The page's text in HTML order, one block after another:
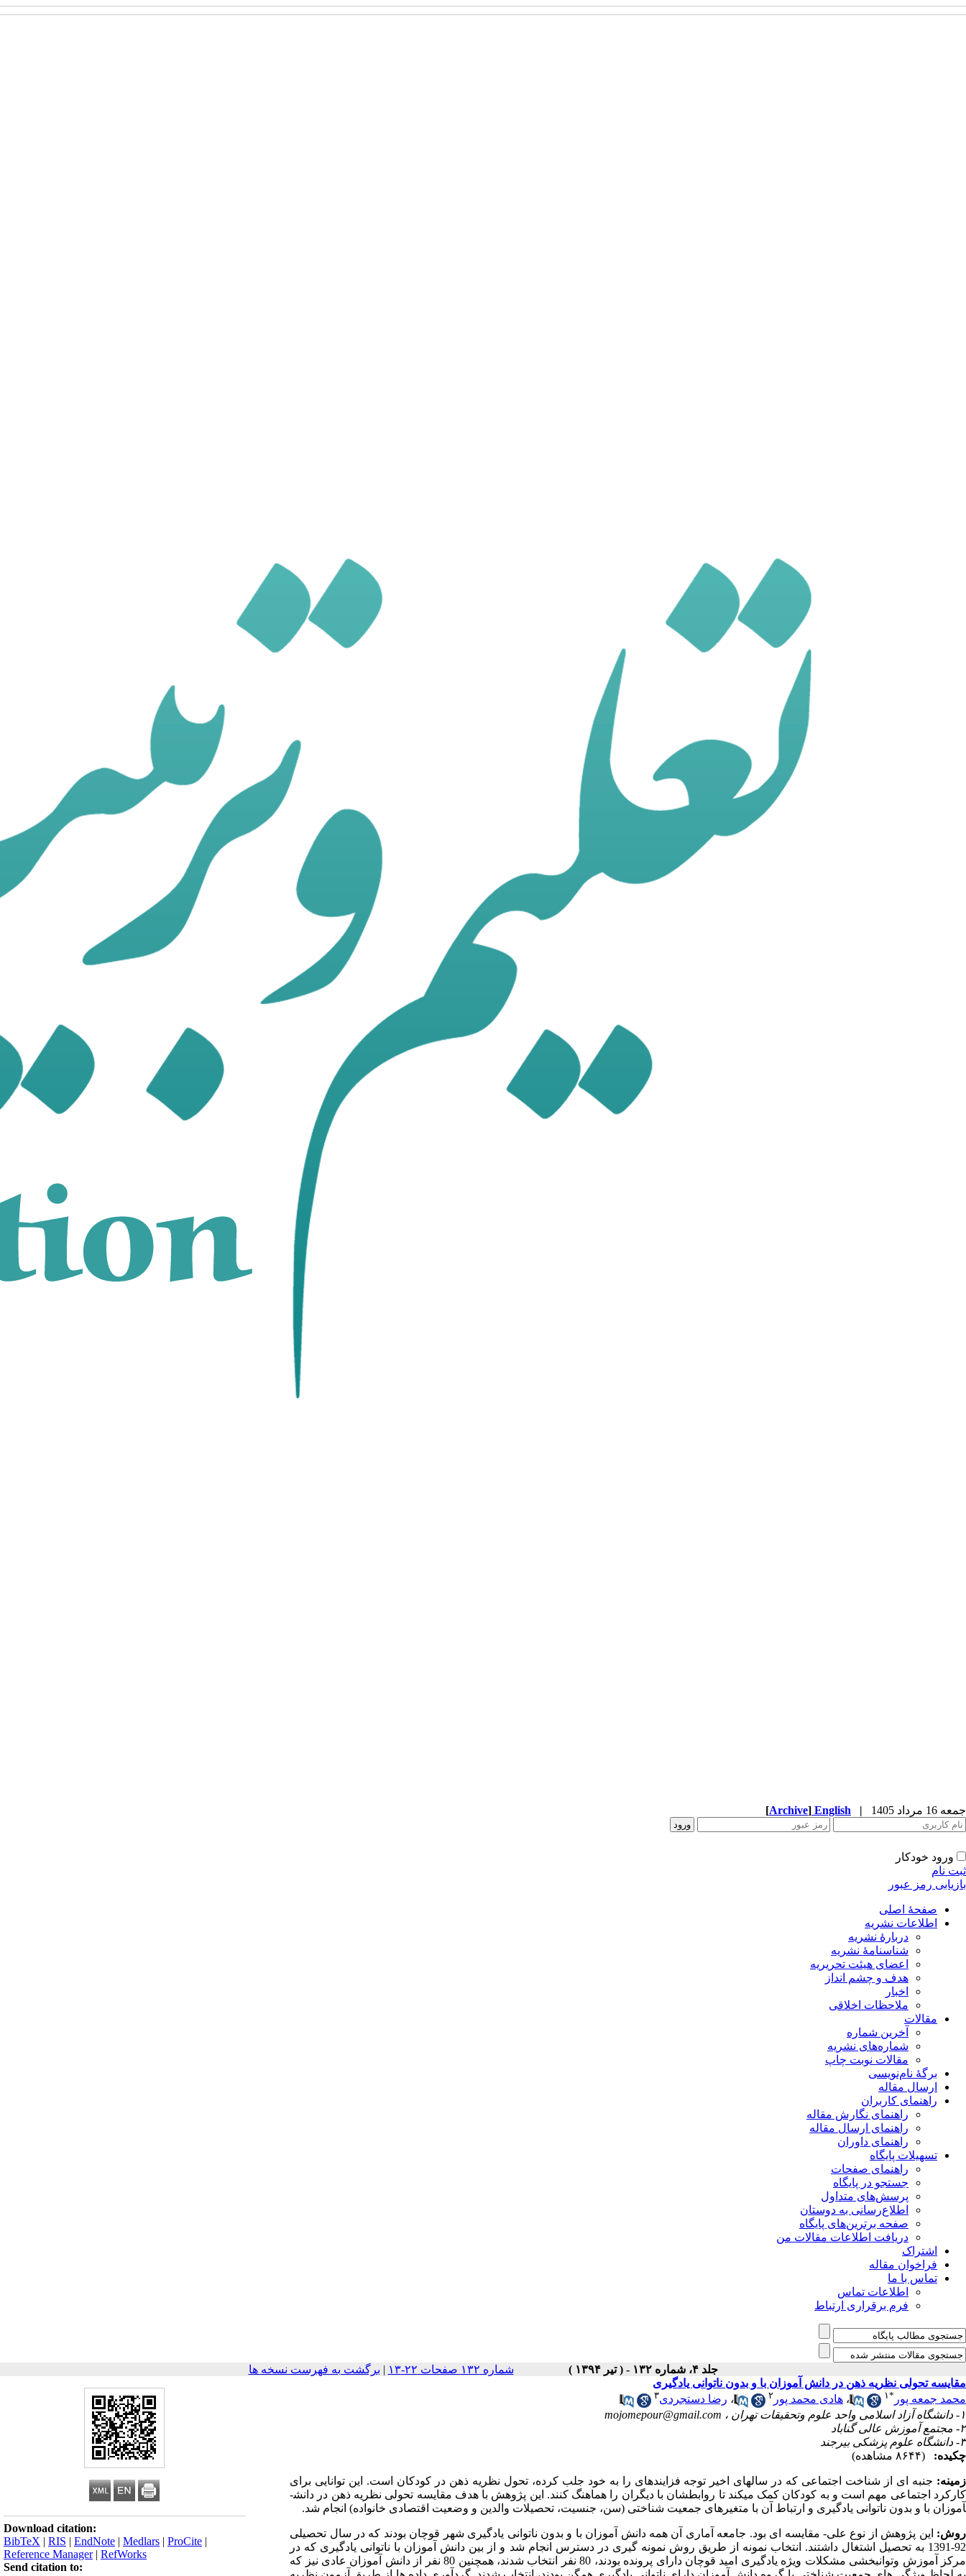
جمعه 16 مرداد 1405 |
English
[Archive]
ورود خودکار
ثبت نام
بازیابی رمز عبور
صفحۀ اصلی
اطلاعات نشریه
دربارۀ نشریه
شناسنامۀ نشریه
اعضای هیئت تحریریه
هدف و چشم انداز
اخبار
ملاحظات اخلاقی
مقالات
آخرین شماره
شماره‌های نشریه
مقالات نوبت چاپ
برگۀ نام‌نویسی
ارسال مقاله
راهنمای کاربران
راهنمای نگارش مقاله
راهنمای ارسال مقاله
راهنمای داوران
تسهیلات پایگاه
راهنمای صفحات
جستجو در پایگاه
پرسش‌های متداول
اطلاع‌رسانی به دوستان
صفحه برترین‌های پایگاه
دریافت اطلاعات مقالات من
اشتراک
فراخوان مقاله
تماس با ما
اطلاعات تماس
فرم برقراری ارتباط
جلد ۴، شماره ۱۳۲ - ( تیر ۱۳۹۴ ) شماره ۱۳۲ صفحات ۲۲-۱۳ | برگشت به فهرست نسخه ها
Download citation:
BibTeX | RIS | EndNote | Medlars | ProCite |
Reference Manager| RefWorks
Send citation to:
مقایسه تحولی نظریه ذهن در دانش آموزان با و بدون ناتوانی یادگیری
محمد جمعه پور *۱ ، هادی محمد پور ۲ ، رضا دستجردی۳
۱- دانشگاه آزاد اسلامی واحد علوم وتحقیقات تهران ،
mojomepour@gmail.com
۲- مجتمع آموزش عالی گناباد
۳- دانشگاه علوم پزشکی بیرجند
چکیده:
(۸۶۴۴ مشاهده)
زمینه: جنبه ­ای از شناخت اجتماعی که در سال­های اخیر توجه فزاینده­ای را به خود جلب کرده، تحول نظریه ذهن در کودکان است. این توانایی برای
اجتماعی مهم است و به کودکان کمک می­کند تا روابط­شان با دیگران را هماهنگ کنند. این پژوهش با هدف مقایسه تحولی نظریه ذهن در دانش­
آموزان با و بدون ناتوانی یادگیری و ارتباط آن با متغیرهای جمعیت ­شناختی (سن، جنسیت، تحصیلات والدین و وضعیت اقتصادی خانواده) انجام شد.
روش: این پژوهش از نوع علی- مقایسه­ ای بود. جامعه آماری آن همه دانش­ آموزان با و بدون ناتوانی یادگیری شهر قوچان بودند که در سال تحصیلی
92-1391 به تحصیل اشتغال داشتند. انتخاب نمونه از طریق روش نمونه­ گیری در دسترس انجام شد و از بین دانش­ آموزان با ناتوانی یادگیری که در
مرکز آموزش وتوان­بخشی مشکلات ویژه یادگیری امید قوچان دارای پرونده بودند، 80 نفر انتخاب شدند، همچنین 80 نفر از دانش ­آموزان عادی نیز که